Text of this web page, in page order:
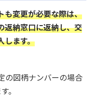
も変更が必要な際は、
返納窓口に返納し、交
します。
の図柄ナンバーの場合
。